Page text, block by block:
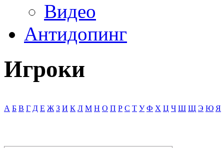
Видео
Антидопинг
Игроки
А Б В Г Д Е Ж З И К Л М Н О П Р С Т У Ф Х Ц Ч Ш Щ Э Ю Я